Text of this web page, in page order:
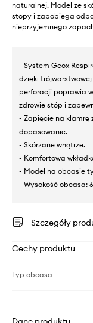
naturalnej. Model ze
stopy i zapobiega
nieprzyjemnego
- System Geox
dzięki
perforacji poprawia
zdrowie stóp i
- Zapięcie na klamrę
dopasowanie.
- Skórzane wnętrze.
- Komfortowa
- Model na obcasie
- Wysokość obcasa:
Szczegóły
Cechy produktu
Typ obcasa